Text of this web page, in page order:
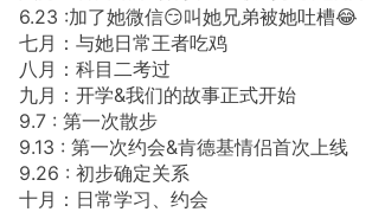
6.23 :加了她微信😏叫她兄弟被她吐槽😂
七月：与她日常王者吃鸡
八月：科目二考过
九月：开学&我们的故事正式开始
9.7 : 第一次散步
9.13 : 第一次约会&肯德基情侣首次上线
9.26 : 初步确定关系
十月：日常学习、约会